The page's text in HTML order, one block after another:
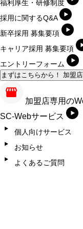
福利厚生・研修制度
採用に関するQ&A
新卒採用 募集要項
キャリア採用 募集要項
エントリーフォーム
まずはこちらから！ 加盟
加盟店専用の
SC-Webサービス
個人向けサービス
お知らせ
よくあるご質問